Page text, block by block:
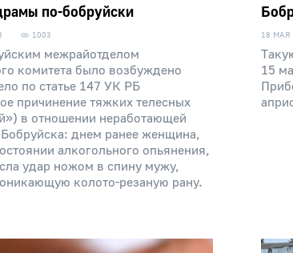
по-бобруйски
1003
межрайотделом
комитета было возбуждено
по статье 147 УК РБ
причинение тяжких телесных
в отношении неработающей
днем ранее женщина,
алкогольного опьянения,
удар ножом в спину мужу,
колото-резаную рану.
18 МАЯ
15